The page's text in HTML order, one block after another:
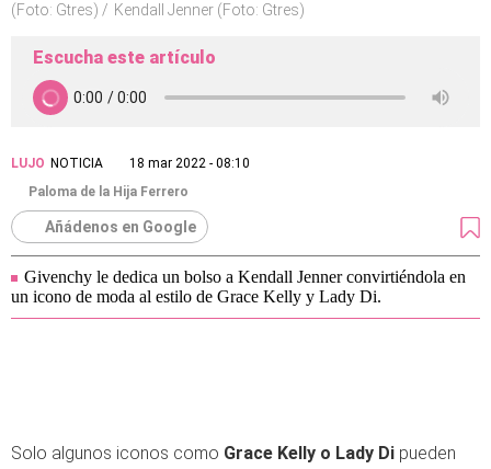
(Foto: Gtres) Kendall Jenner (Foto: Gtres)
Escucha este artículo
LUJO NOTICIA
18 mar 2022 - 08:10
Paloma de la Hija Ferrero
Añádenos en Google
Givenchy le dedica un bolso a Kendall Jenner convirtiéndola en
un icono de moda al estilo de Grace Kelly y Lady Di.
Solo algunos iconos como Grace Kelly o Lady Di pueden